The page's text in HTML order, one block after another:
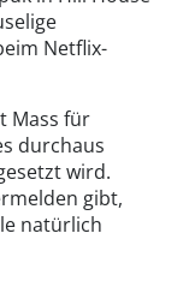
Netflix-
Mass für
durchaus
wird.
gibt,
natürlich